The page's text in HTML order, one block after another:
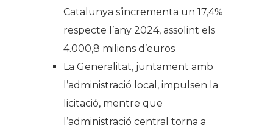
Catalunya s’incrementa un 17,4%
respecte l’any 2024, assolint els
4.000,8 milions d’euros
La Generalitat, juntament amb
l’administració local, impulsen la
licitació, mentre que
l’administració central torna a